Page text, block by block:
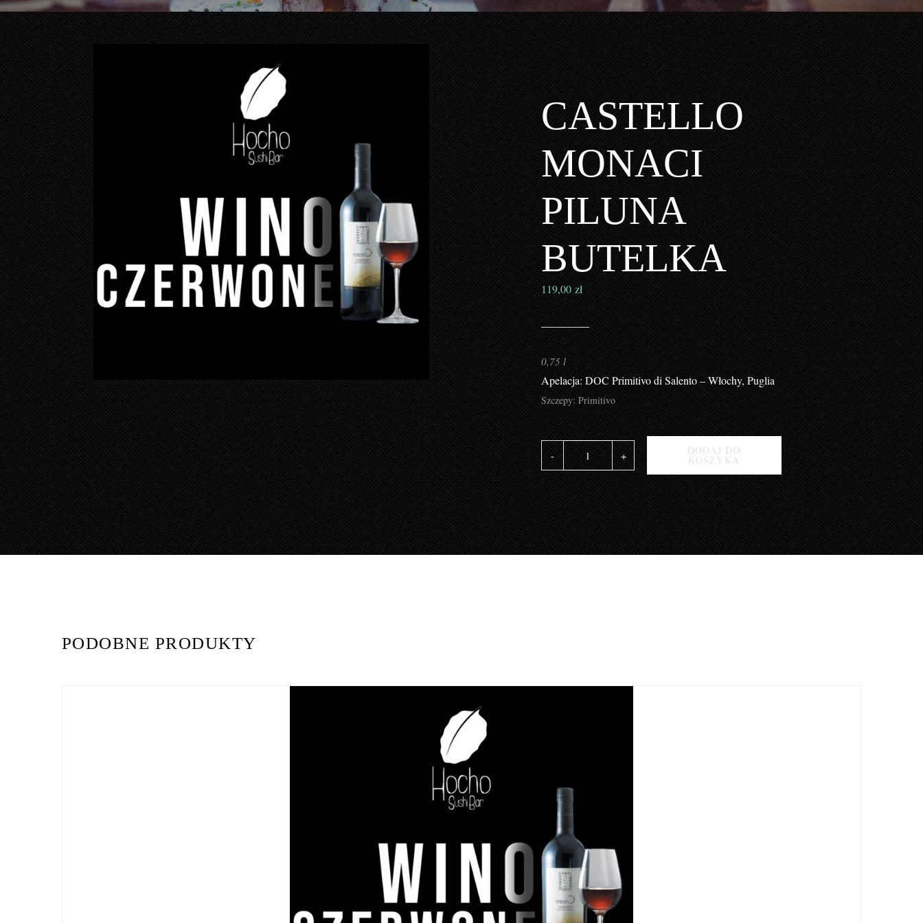
CASTELLO
MONACI
PILUNA
BUTELKA
119,00zł
0,75 l
Apelacja: DOC Primitivo di Salento – Włochy, Puglia
Szczepy: Primitivo
ilość
DODAJ DO
KOSZYKA
PODOBNE PRODUKTY
DODAJ DO KOSZYKA SZCZEGÓŁY